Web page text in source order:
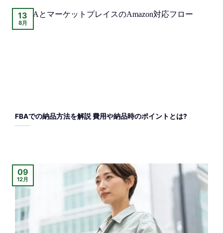
FBAでの納品方法を解説 費用や納品時のポイントとは?
13
8月
09
12月